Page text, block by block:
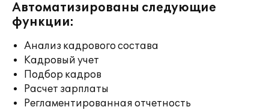
Автоматизированы следующие
функции:
Анализ кадрового состава
Кадровый учет
Подбор кадров
Расчет зарплаты
Регламентированная отчетность